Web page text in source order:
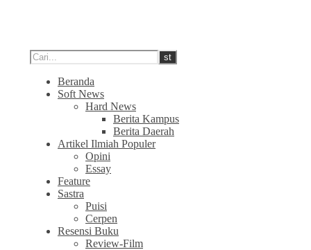
Beranda
Soft News
Hard News
Berita Kampus
Berita Daerah
Artikel Ilmiah Populer
Opini
Essay
Feature
Sastra
Puisi
Cerpen
Resensi Buku
Review-Film